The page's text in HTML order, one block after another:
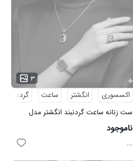
۳
اکسسوری
انگشتر ساعت
گردنبند
ست زنانه ساعت گردنبند انگشتر مدل
زمرد نقره ای
ناموجود
...